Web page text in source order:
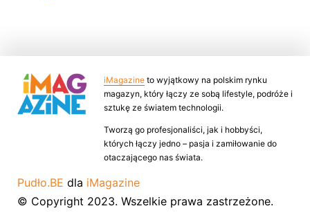
iMagazine to wyjątkowy na polskim rynku
magazyn, który łączy ze sobą lifestyle, podróże i
sztukę ze światem technologii.
Tworzą go profesjonaliści, jak i hobbyści,
których łączy jedno – pasja i zamiłowanie do
otaczającego nas świata.
Pudło.BE dla iMagazine
© Copyright 2023. Wszelkie prawa zastrzeżone.